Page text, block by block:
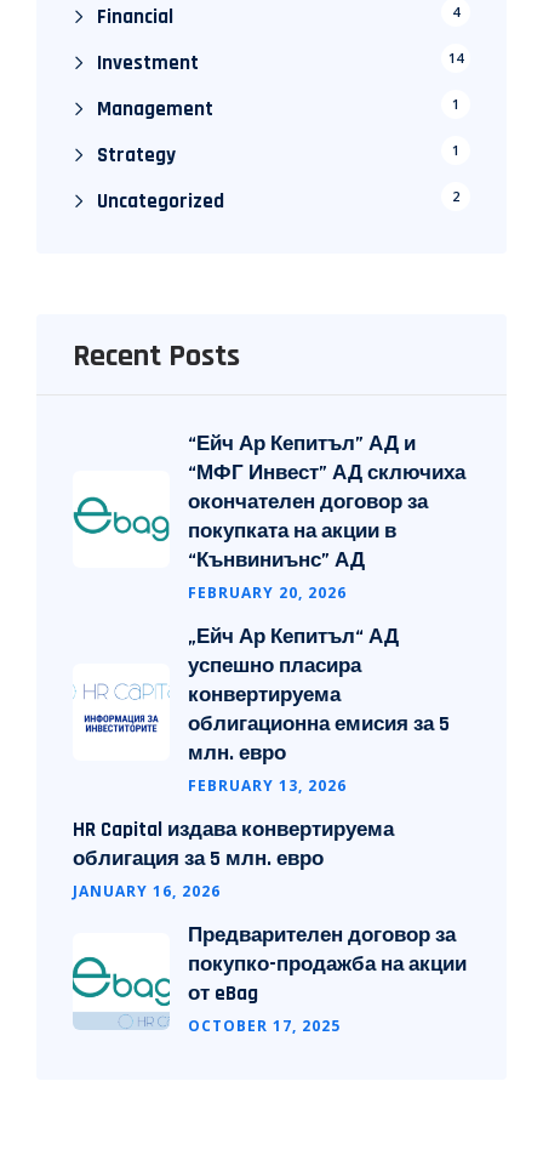
Financial 4
Investment 14
Management 1
Strategy 1
Uncategorized 2
Recent Posts
“Ейч Ар Кепитъл” АД и
“МФГ Инвест” АД сключиха
окончателен договор за
покупката на акции в
“Кънвиниънс” АД
FEBRUARY 20, 2026
„Ейч Ар Кепитъл“ АД
успешно пласира
конвертируема
облигационна емисия за 5
млн. евро
FEBRUARY 13, 2026
HR Capital издава конвертируема
облигация за 5 млн. евро
JANUARY 16, 2026
Предварителен договор за
покупко-продажба на акции
от eBag
OCTOBER 17, 2025